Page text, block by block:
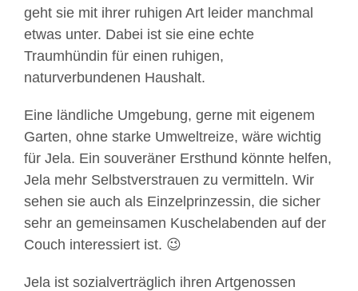
geht sie mit ihrer ruhigen Art leider manchmal
etwas unter. Dabei ist sie eine echte
Traumhündin für einen ruhigen,
naturverbundenen Haushalt.
Eine ländliche Umgebung, gerne mit eigenem
Garten, ohne starke Umweltreize, wäre wichtig
für Jela. Ein souveräner Ersthund könnte helfen,
Jela mehr Selbstverstrauen zu vermitteln. Wir
sehen sie auch als Einzelprinzessin, die sicher
sehr an gemeinsamen Kuschelabenden auf der
Couch interessiert ist. 😉
Jela ist sozialverträglich ihren Artgenossen